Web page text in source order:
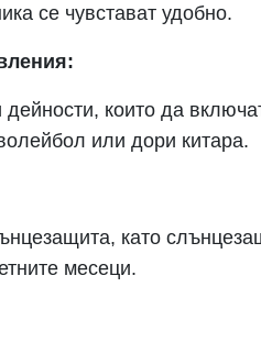
се чувстават удобно.
дейности, които да
или дори китара.
като
месеци.